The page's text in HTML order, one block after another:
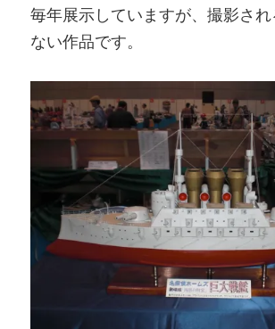
毎年展示していますが、撮影され
ない作品です。